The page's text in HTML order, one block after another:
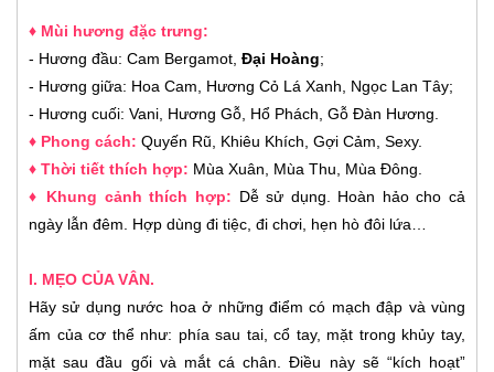
♦ Mùi hương đặc trưng:
- Hương đầu: Cam Bergamot, Đại Hoàng;
- Hương giữa: Hoa Cam, Hương Cỏ Lá Xanh, Ngọc Lan Tây;
- Hương cuối: Vani, Hương Gỗ, Hổ Phách, Gỗ Đàn Hương.
♦ Phong cách: Quyến Rũ, Khiêu Khích, Gợi Cảm, Sexy.
♦ Thời tiết thích hợp: Mùa Xuân, Mùa Thu, Mùa Đông.
♦ Khung cảnh thích hợp: Dễ sử dụng. Hoàn hảo cho cả
ngày lẫn đêm. Hợp dùng đi tiệc, đi chơi, hẹn hò đôi lứa…
I. MẸO CỦA VÂN.
Hãy sử dụng nước hoa ở những điểm có mạch đập và vùng
ấm của cơ thể như: phía sau tai, cổ tay, mặt trong khủy tay,
mặt sau đầu gối và mắt cá chân. Điều này sẽ “kích hoạt”